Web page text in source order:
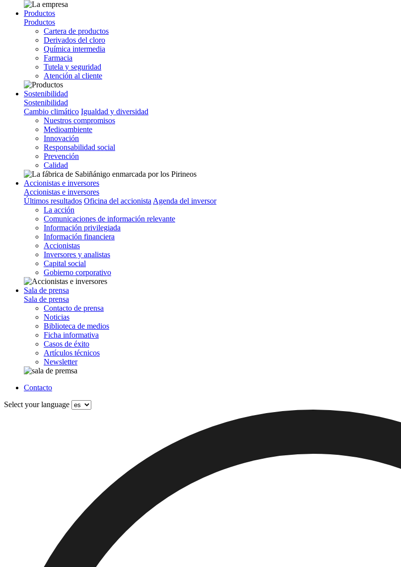
Productos
Productos
Cartera de productos
Derivados del cloro
Química intermedia
Farmacia
Tutela y seguridad
Atención al cliente
Sostenibilidad
Sostenibilidad
Cambio climático Igualdad y diversidad
Nuestros compromisos
Medioambiente
Innovación
Responsabilidad social
Prevención
Calidad
Accionistas e inversores
Accionistas e inversores
Últimos resultados Oficina del accionista Agenda del inversor
La acción
Comunicaciones de información relevante
Información privilegiada
Información financiera
Accionistas
Inversores y analistas
Capital social
Gobierno corporativo
Sala de prensa
Sala de prensa
Contacto de prensa
Noticias
Biblioteca de medios
Ficha informativa
Casos de éxito
Artículos técnicos
Newsletter
Contacto
Select your language